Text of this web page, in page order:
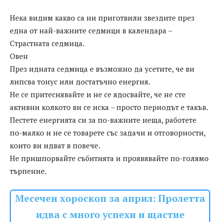
Нека видим какво са ни приготвили звездите през
една от най-важните седмици в календара –
Страстната седмица.
Овен
През идната седмица е възможно да усетите, че ви
липсва тонус или достатъчно енергия.
Не се притеснявайте и не се ядосвайте, че не сте
активни колкото ви се иска – просто периодът е такъв.
Пестете енергията си за по-важните неща, работете
по-малко и не се товарете със задачи и отговорности,
които ви идват в повече.
Не пришпорвайте събитията и проявявайте по-голямо
търпение.
Месечен хороскоп за април: Пролетта
идва с много успехи и щастие